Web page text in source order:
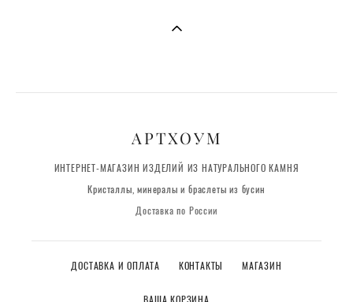
АРТХОУМ
ИНТЕРНЕТ-МАГАЗИН ИЗДЕЛИЙ ИЗ НАТУРАЛЬНОГО КАМНЯ
Кристаллы, минералы и браслеты из бусин
Доставка по России
ДОСТАВКА И ОПЛАТА КОНТАКТЫ МАГАЗИН